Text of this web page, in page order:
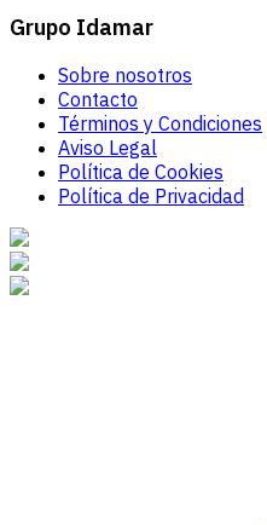
Grupo Idamar
Sobre nosotros
Contacto
Términos y Condiciones
Aviso Legal
Política de Cookies
Política de Privacidad